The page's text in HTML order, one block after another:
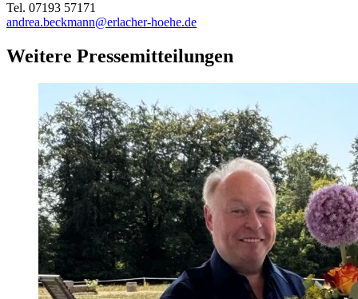
Tel. 07193 57171
andrea.beckmann@erlacher-hoehe.de
Weitere Pressemitteilungen